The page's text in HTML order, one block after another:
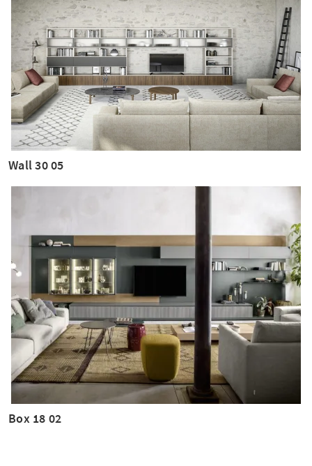
Wall 30 05
Box 18 02